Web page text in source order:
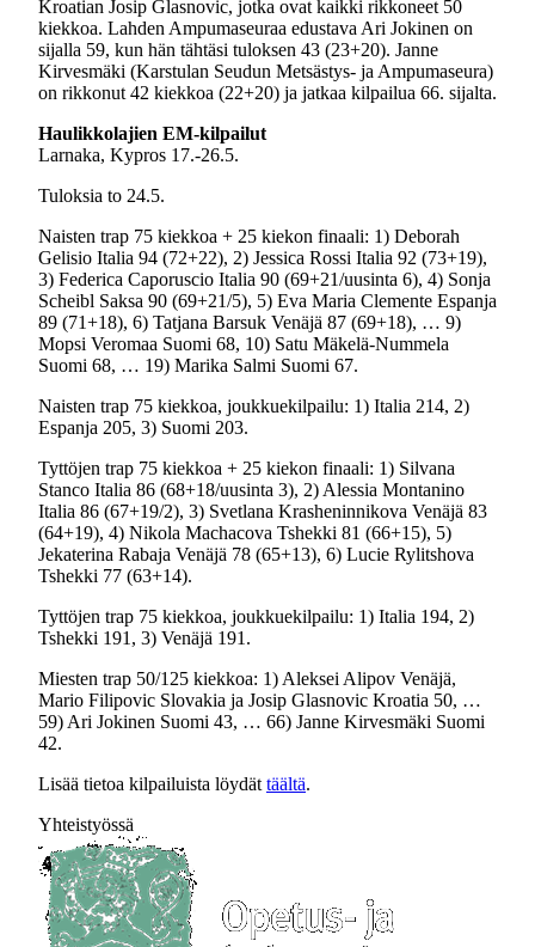
Kroatian Josip Glasnovic, jotka ovat kaikki rikkoneet 50
kiekkoa. Lahden Ampumaseuraa edustava Ari Jokinen on
sijalla 59, kun hän tähtäsi tuloksen 43 (23+20). Janne
Kirvesmäki (Karstulan Seudun Metsästys- ja Ampumaseura)
on rikkonut 42 kiekkoa (22+20) ja jatkaa kilpailua 66. sijalta.
Haulikkolajien EM-kilpailut
Larnaka, Kypros 17.-26.5.
Tuloksia to 24.5.
Naisten trap 75 kiekkoa + 25 kiekon finaali: 1) Deborah
Gelisio Italia 94 (72+22), 2) Jessica Rossi Italia 92 (73+19),
3) Federica Caporuscio Italia 90 (69+21/uusinta 6), 4) Sonja
Scheibl Saksa 90 (69+21/5), 5) Eva Maria Clemente Espanja
89 (71+18), 6) Tatjana Barsuk Venäjä 87 (69+18), … 9)
Mopsi Veromaa Suomi 68, 10) Satu Mäkelä-Nummela
Suomi 68, … 19) Marika Salmi Suomi 67.
Naisten trap 75 kiekkoa, joukkuekilpailu: 1) Italia 214, 2)
Espanja 205, 3) Suomi 203.
Tyttöjen trap 75 kiekkoa + 25 kiekon finaali: 1) Silvana
Stanco Italia 86 (68+18/uusinta 3), 2) Alessia Montanino
Italia 86 (67+19/2), 3) Svetlana Krasheninnikova Venäjä 83
(64+19), 4) Nikola Machacova Tshekki 81 (66+15), 5)
Jekaterina Rabaja Venäjä 78 (65+13), 6) Lucie Rylitshova
Tshekki 77 (63+14).
Tyttöjen trap 75 kiekkoa, joukkuekilpailu: 1) Italia 194, 2)
Tshekki 191, 3) Venäjä 191.
Miesten trap 50/125 kiekkoa: 1) Aleksei Alipov Venäjä,
Mario Filipovic Slovakia ja Josip Glasnovic Kroatia 50, …
59) Ari Jokinen Suomi 43, … 66) Janne Kirvesmäki Suomi
42.
Lisää tietoa kilpailuista löydät täältä.
Yhteistyössä